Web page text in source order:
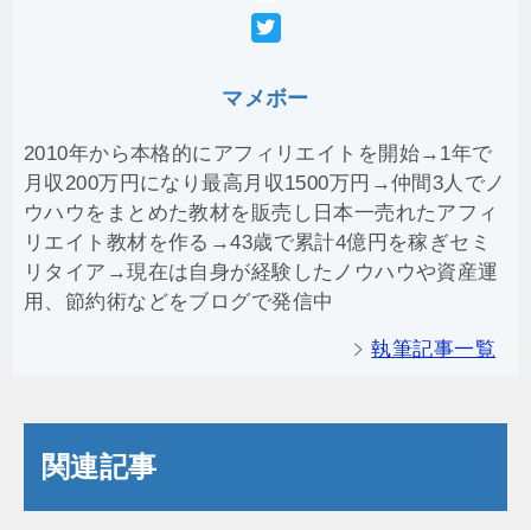
マメボー
2010年から本格的にアフィリエイトを開始→1年で
月収200万円になり最高月収1500万円→仲間3人でノ
ウハウをまとめた教材を販売し日本一売れたアフィ
リエイト教材を作る→43歳で累計4億円を稼ぎセミ
リタイア→現在は自身が経験したノウハウや資産運
用、節約術などをブログで発信中
執筆記事一覧
関連記事